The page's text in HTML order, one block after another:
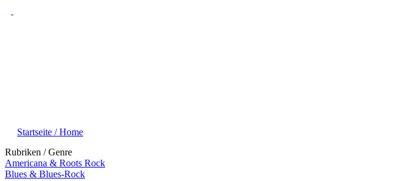
Startseite / Home
Rubriken / Genre
Americana & Roots Rock
Blues & Blues-Rock